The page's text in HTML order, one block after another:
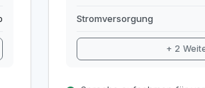
Stromversorgung
+ 2